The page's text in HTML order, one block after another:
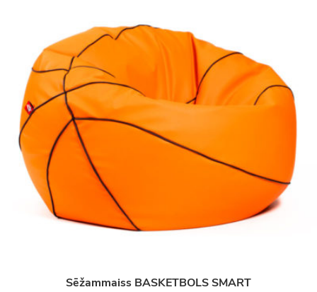
Sēžammaiss BASKETBOLS SMART